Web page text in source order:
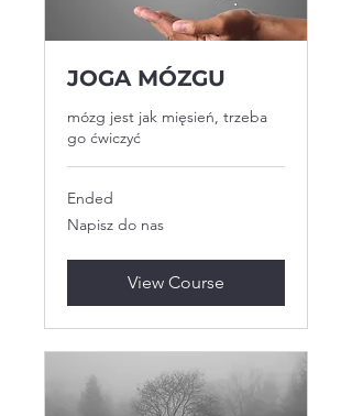
JOGA MÓZGU
mózg jest jak mięsień, trzeba
go ćwiczyć
Ended
Napisz
do
Napisz do nas
View Course